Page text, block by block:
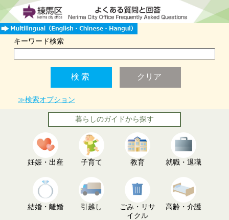
キーワード検索
≫検索オプション
暮らしのガイドから探す
妊娠・出産 子育て 教育 就職・退職
結婚・離婚 引越し
ごみ・リサ
イクル
高齢・介護